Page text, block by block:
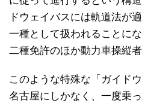
ドウェイバスには軌道法が
一種として扱われることに
二種免許のほか動力車操縦
このような特殊な「ガイド
名古屋にしかなく、一度乗